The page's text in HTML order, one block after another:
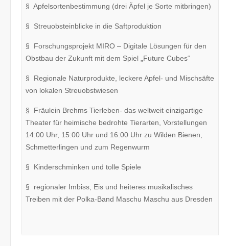
§ Apfelsortenbestimmung (drei Äpfel je Sorte mitbringen)
§ Streuobsteinblicke in die Saftproduktion
§ Forschungsprojekt MIRO – Digitale Lösungen für den
Obstbau der Zukunft mit dem Spiel „Future Cubes“
§ Regionale Naturprodukte, leckere Apfel- und Mischsäfte
von lokalen Streuobstwiesen
§ Fräulein Brehms Tierleben- das weltweit einzigartige
Theater für heimische bedrohte Tierarten, Vorstellungen
14:00 Uhr, 15:00 Uhr und 16:00 Uhr zu Wilden Bienen,
Schmetterlingen und zum Regenwurm
§ Kinderschminken und tolle Spiele
§ regionaler Imbiss, Eis und heiteres musikalisches
Treiben mit der Polka-Band Maschu Maschu aus Dresden